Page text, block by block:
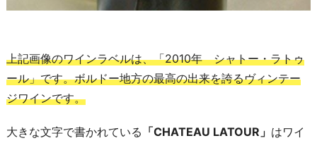
上記画像のワインラベルは、「2010年 シャトー・ラトゥ
ール」です。ボルドー地方の最高の出来を誇るヴィンテー
ジワインです。
大きな文字で書かれている 「CHATEAU LATOUR」 はワイ